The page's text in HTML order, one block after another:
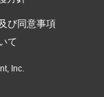
び同意事項
て
Inc.